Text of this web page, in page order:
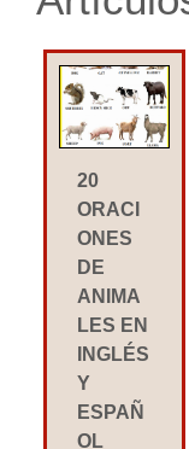
20
ORACI
ONES
DE
ANIMA
LES EN
INGLÉS
Y
ESPAÑ
OL